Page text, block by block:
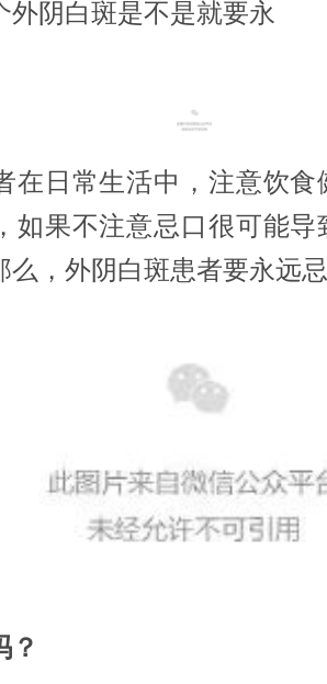
外阴白斑是不是就要永
在日常生活中，注意饮食
如果不注意忌口很可能导
么，外阴白斑患者要永远
？